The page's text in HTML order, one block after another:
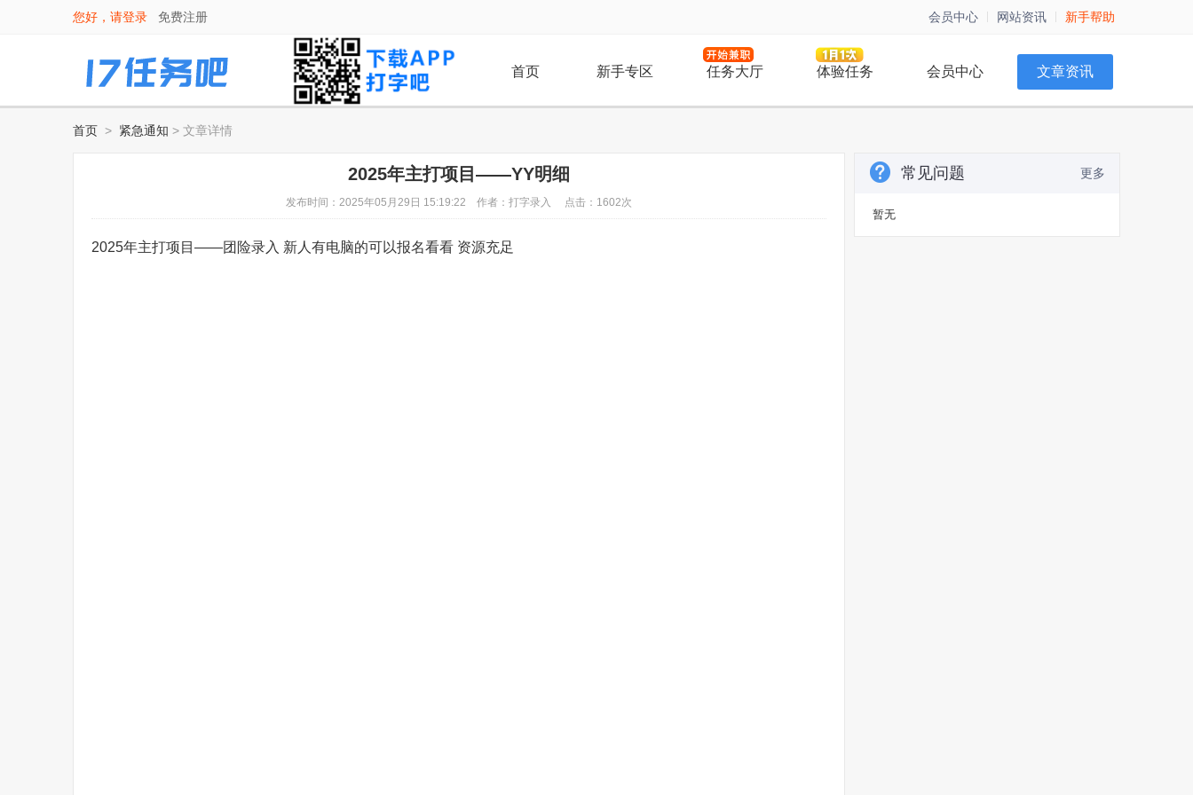
您好，请登录 免费注册 会员中心 网站资讯 新手帮助
首页 新手专区 任务大厅 体验任务 会员中心 文章资讯
首页 > 紧急通知 > 文章详情
2025年主打项目——YY明细
发布时间：2025年05月29日 15:19:22 作者：打字录入 点击：1602次
2025年主打项目——团险录入 新人有电脑的可以报名看看 资源充足
更多
常见问题
暂无